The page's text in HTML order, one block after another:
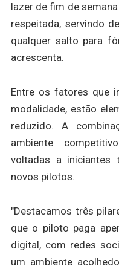
lazer de fim de
respeitada, servindo
qualquer salto para
acrescenta.
Entre os fatores que
modalidade, estão
reduzido. A
ambiente
voltadas a iniciantes
novos pilotos.
"Destacamos três
que o piloto paga
digital, com redes
um ambiente